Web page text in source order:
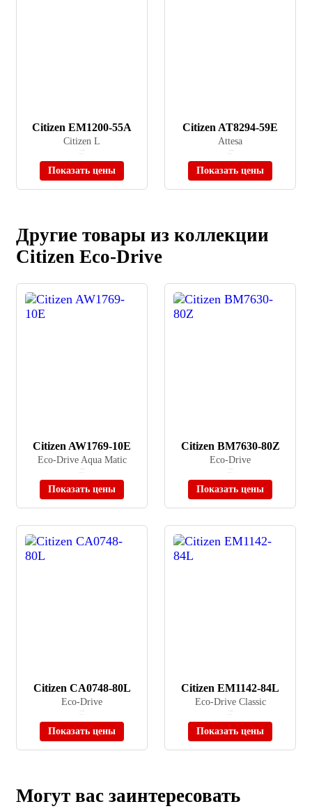
Citizen EM1200-55A
Citizen L
Показать цены
Citizen AT8294-59E
Attesa
Показать цены
Другие товары из коллекции
Citizen Eco-Drive
Citizen AW1769-10E
Eco-Drive Aqua Matic
Показать цены
Citizen BM7630-80Z
Eco-Drive
Показать цены
Citizen CA0748-80L
Eco-Drive
Показать цены
Citizen EM1142-84L
Eco-Drive Classic
Показать цены
Могут вас заинтересовать